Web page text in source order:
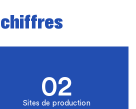
chiffres
02
Sites de production